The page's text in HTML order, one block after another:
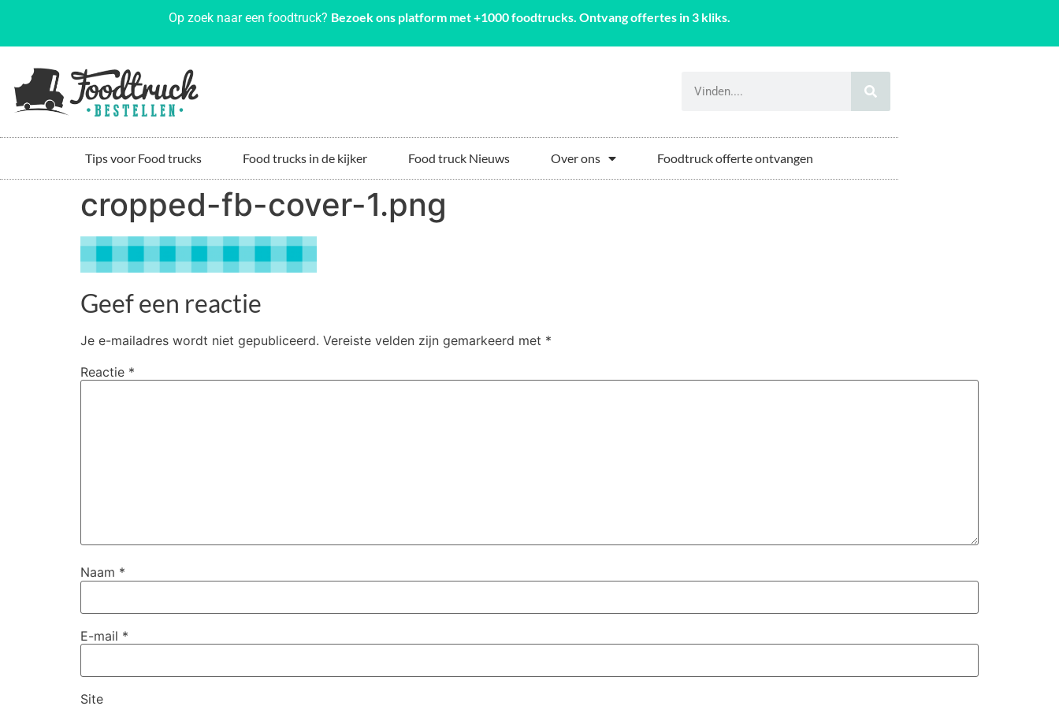
Op zoek naar een foodtruck? Bezoek ons platform met +1000 foodtrucks. Ontvang offertes in 3 kliks.
Tips voor Food trucks Food trucks in de kijker Food truck Nieuws Over ons Foodtruck offerte ontvangen
cropped-fb-cover-1.png
Geef een reactie
Je e-mailadres wordt niet gepubliceerd. Vereiste velden zijn gemarkeerd met *
Reactie *
Naam *
E-mail *
Site